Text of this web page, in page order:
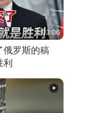
03:06
俄罗斯的稿